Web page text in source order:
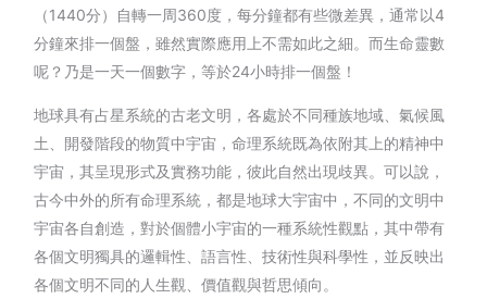
（1440分）自轉一周360度，每分鐘都有些微差異，通常以4
分鐘來排一個盤，雖然實際應用上不需如此之細。而生命靈數
呢？乃是一天一個數字，等於24小時排一個盤！
地球具有占星系統的古老文明，各處於不同種族地域、氣候風
土、開發階段的物質中宇宙，命理系統既為依附其上的精神中
宇宙，其呈現形式及實務功能，彼此自然出現歧異。可以說，
古今中外的所有命理系統，都是地球大宇宙中，不同的文明中
宇宙各自創造，對於個體小宇宙的一種系統性觀點，其中帶有
各個文明獨具的邏輯性、語言性、技術性與科學性，並反映出
各個文明不同的人生觀、價值觀與哲思傾向。